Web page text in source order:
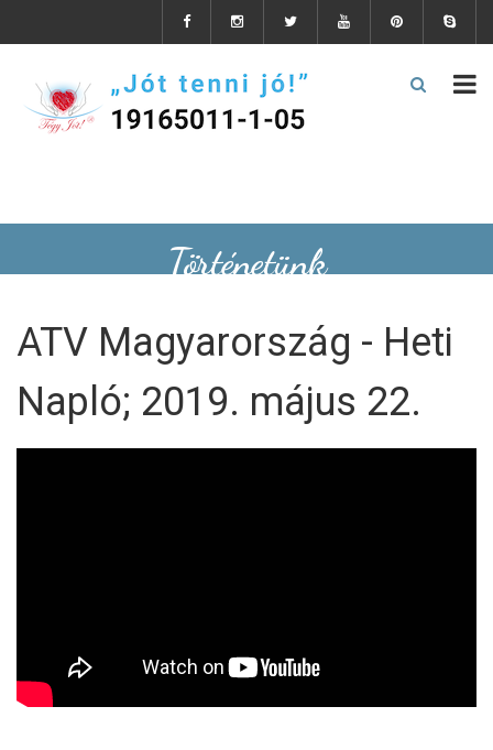
Történetünk
ATV Magyarország - Heti
Napló; 2019. május 22.